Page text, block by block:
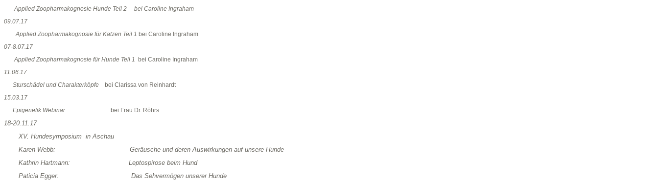
Applied Zoopharmakognosie Hunde Teil 2 bei Caroline Ingraham
09.07.17
Applied Zoopharmakognosie für Katzen Teil 1 bei Caroline Ingraham
07-8.07.17
Applied Zoopharmakognosie für Hunde Teil 1 bei Caroline Ingraham
11.06.17
Sturschädel und Charakterköpfe bei Clarissa von Reinhardt
15.03.17
Epigenetik Webinarbei Frau Dr. Röhrs
18-20.11.17
XV. Hundesymposium in Aschau
Karen Webb: Geräusche und deren Auswirkungen auf unsere Hunde
Kathrin Hartmann: Leptospirose beim Hund
Paticia Egger: Das Sehvermögen unserer Hunde